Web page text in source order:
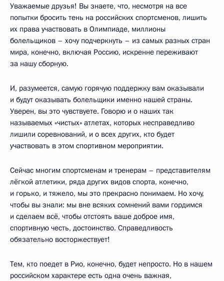
Уважаемые друзья! Вы знаете, что, несмотря на все
попытки бросить тень на российских спортсменов, лишить
их права участвовать в Олимпиаде, миллионы
болельщиков – хочу подчеркнуть – из самых разных стран
мира, конечно, включая Россию, искренне переживают
за нашу сборную.
И, разумеется, самую горячую поддержку вам оказывали
и будут оказывать болельщики именно нашей страны.
Уверен, вы это чувствуете. Говорю и о наших так
называемых «чистых» атлетах, которых несправедливо
лишили соревнований, и о всех других, кто будет
участвовать в этом спортивном мероприятии.
Сейчас многим спортсменам и тренерам – представителям
лёгкой атлетики, ряда других видов спорта, конечно,
и горько, и тяжело, мы это прекрасно понимаем. Но хочу,
чтобы вы знали: мы вне всяких сомнений вами гордимся
и сделаем всё, чтобы отстоять ваше доброе имя,
спортивную честь, достоинство. Справедливость
обязательно восторжествует!
Тем, кто поедет в Рио, конечно, будет непросто. Но в нашем
российском характере есть одна очень важная,